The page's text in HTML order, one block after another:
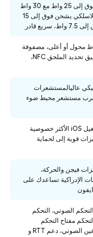
ماج سيف لاسلكي يشحن فوق إلى 25 واط مع 30 واط
محول أو أعلى، شحن Qi2 لاسلكي يشحن فوق إلى 15
إلى 25 واط مع 30 واط محول أو أعلى، مصفوفة
مغناطيسية، مغناطيس تنسيق تحديد الملحق NFC،
عاليالمستشعرات
مستشعر محيط ضوء
iOS 18، iOS هونظام التشغيل iOS الأكثر خصوصية
قوية إلى لحماية
فيجن والحركة،
الإدراكية تساعدك على
الصوتي، التحكم
مفتاح التحكم
الصوتي، التحكم الصوتي، عين الصوتي، دعم RTT و